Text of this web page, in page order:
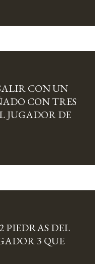
CON UN
CON TRES
JUGADOR DE
PIEDRAS DEL
3 QUE